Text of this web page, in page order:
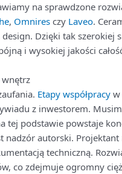
na sprawdzone
, Omnires czy Laveo.
Dzięki tak
i wysokiej jakości
wnętrz
Etapy współpracy w
z inwestorem.
tej podstawie powstaje
nadzór autorski.
techniczną.
co zdejmuje ogromny